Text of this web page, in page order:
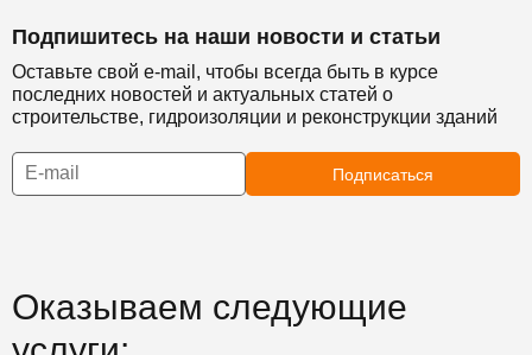
Подпишитесь на наши новости и статьи
Оставьте свой e-mail, чтобы всегда быть в курсе
последних новостей и актуальных статей о
строительстве, гидроизоляции и реконструкции зданий
Подписаться
Оказываем следующие